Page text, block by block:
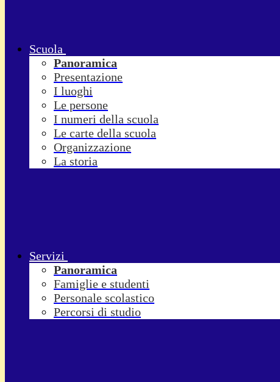
Scuola
Panoramica
Presentazione
I luoghi
Le persone
I numeri della scuola
Le carte della scuola
Organizzazione
La storia
Servizi
Panoramica
Famiglie e studenti
Personale scolastico
Percorsi di studio